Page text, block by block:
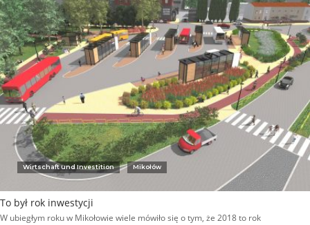
Wirtschaft und Investition Mikołów
To był rok inwestycji
W ubiegłym roku w Mikołowie wiele mówiło się o tym, że 2018 to rok